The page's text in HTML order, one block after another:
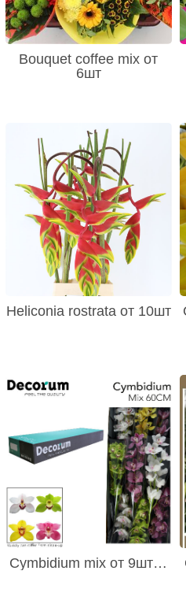
Bouquet coffee mix от
6шт
Heliconia rostrata от 10шт
Cymbidium mix от 9шт…